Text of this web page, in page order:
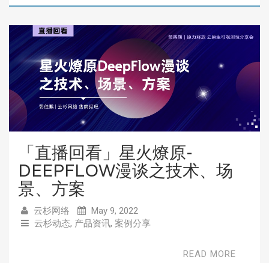
「直播回看」星火燎原-
DEEPFLOW漫谈之技术、场
景、方案
云杉网络
May 9, 2022
云杉动态, 产品资讯, 案例分享
READ MORE